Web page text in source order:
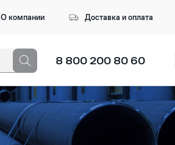
О компании Доставка и оплата
8 800 200 80 60